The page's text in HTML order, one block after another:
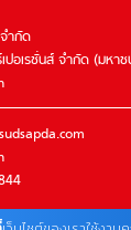
ำกัด
ปอเรชั่นส์ จำกัด (มหา